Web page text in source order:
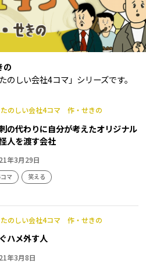
の
しい会社4コマ」シリーズです。
たのしい会社4コマ 作・せきの
の代わりに自分が考えたオリジナル
人を渡す会社
年3月29日
マ 笑える
たのしい会社4コマ 作・せきの
ハメ外す人
年3月8日